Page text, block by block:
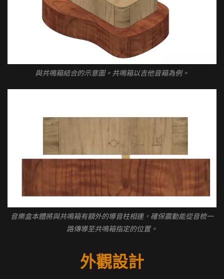
與共鳴箱結合的示意圖。共鳴箱以吉他音箱為例。
音樂盒本體將與共鳴箱有額外的導音柱相連，確保震動能從音梳一
路傳導至共鳴箱指定的位置。
外觀設計